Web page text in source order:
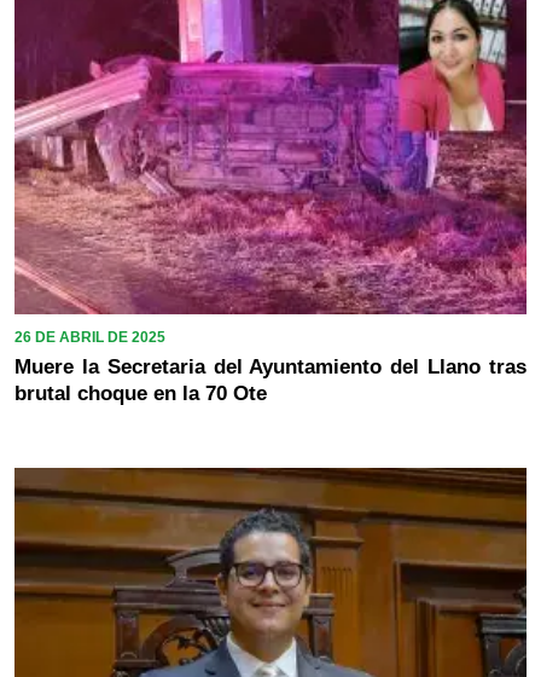
26 DE ABRIL DE 2025
Muere la Secretaria del Ayuntamiento del Llano tras
brutal choque en la 70 Ote